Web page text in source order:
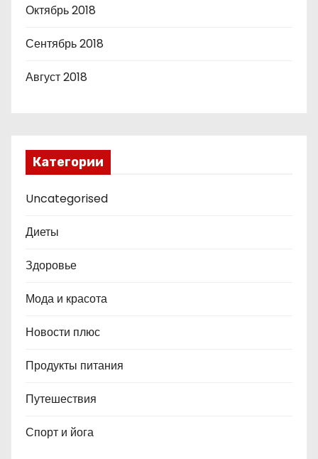
Октябрь 2018
Сентябрь 2018
Август 2018
Категории
Uncategorised
Диеты
Здоровье
Мода и красота
Новости плюс
Продукты питания
Путешествия
Спорт и йога